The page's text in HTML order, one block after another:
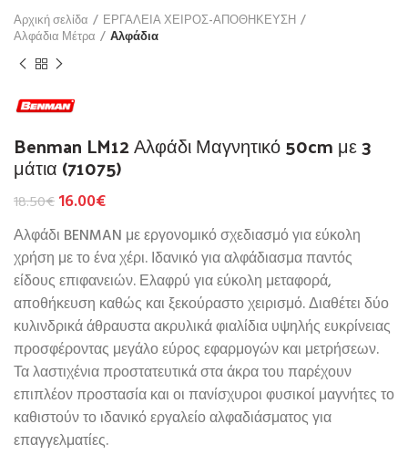
Αρχική σελίδα
ΕΡΓΑΛΕΙΑ ΧΕΙΡΟΣ-ΑΠΟΘΗΚΕΥΣΗ
Αλφάδια Μέτρα
Αλφάδια
Benman LM12 Αλφάδι Μαγνητικό 50cm με 3
μάτια (71075)
18.50€16.00€
Αλφάδι BENMAN με εργονομικό σχεδιασμό για εύκολη
χρήση με το ένα χέρι. Ιδανικό για αλφάδιασμα παντός
είδους επιφανειών. Ελαφρύ για εύκολη μεταφορά,
αποθήκευση καθώς και ξεκούραστο χειρισμό. Διαθέτει δύο
κυλινδρικά άθραυστα ακρυλικά φιαλίδια υψηλής ευκρίνειας
προσφέροντας μεγάλο εύρος εφαρμογών και μετρήσεων.
Τα λαστιχένια προστατευτικά στα άκρα του παρέχουν
επιπλέον προστασία και οι πανίσχυροι φυσικοί μαγνήτες το
καθιστούν το ιδανικό εργαλείο αλφαδιάσματος για
επαγγελματίες.